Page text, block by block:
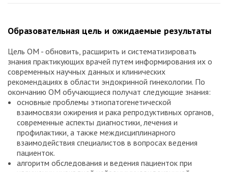
Образовательная цель и ожидаемые результаты
Цель ОМ - обновить, расширить и систематизировать
знания практикующих врачей путем информирования их о
современных научных данных и клинических
рекомендациях в области эндокринной гинекологии. По
окончанию ОМ обучающиеся получат следующие знания:
основные проблемы этиопатогенетической
взаимосвязи ожирения и рака репродуктивных органов,
современные аспекты диагностики, лечения и
профилактики, а также междисциплинарного
взаимодействия специалистов в вопросах ведения
пациенток.
алгоритм обследования и ведения пациенток при